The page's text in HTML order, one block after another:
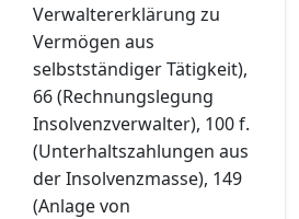
Verwaltererklärung zu
Vermögen aus
selbstständiger Tätigkeit),
66 (Rechnungslegung
Insolvenzverwalter), 100 f.
(Unterhaltszahlungen aus
der Insolvenzmasse), 149
(Anlage von